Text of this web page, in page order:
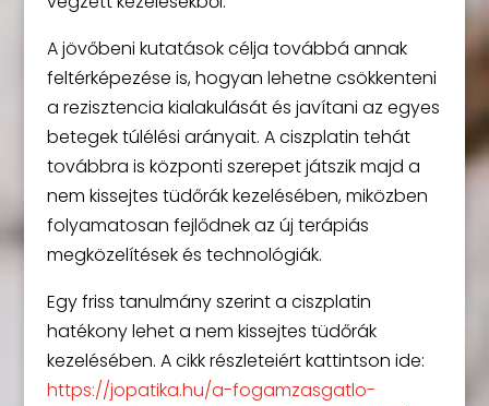
A jövőbeni kutatások célja továbbá annak
feltérképezése is, hogyan lehetne csökkenteni
a rezisztencia kialakulását és javítani az egyes
betegek túlélési arányait. A ciszplatin tehát
továbbra is központi szerepet játszik majd a
nem kissejtes tüdőrák kezelésében, miközben
folyamatosan fejlődnek az új terápiás
megközelítések és technológiák.
Egy friss tanulmány szerint a ciszplatin
hatékony lehet a nem kissejtes tüdőrák
kezelésében. A cikk részleteiért kattintson ide:
https://jopatika.hu/a-fogamzasgatlo-